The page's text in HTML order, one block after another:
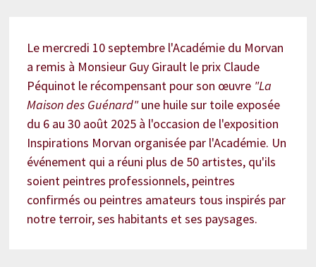
Le mercredi 10 septembre l'Académie du Morvan
a remis à Monsieur Guy Girault le prix Claude
Péquinot le récompensant pour son œuvre "La
Maison des Guénard"une huile sur toile exposée
du 6 au 30 août 2025 à l'occasion de l'exposition
Inspirations Morvan organisée par l'Académie. Un
événement qui a réuni plus de 50 artistes, qu'ils
soient peintres professionnels, peintres
confirmés ou peintres amateurs tous inspirés par
notre terroir, ses habitants et ses paysages.